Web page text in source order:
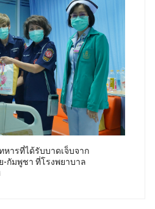
หารที่ได้รับบาดเจ็บจาก
กัมพูชา ที่โรงพยาบาล